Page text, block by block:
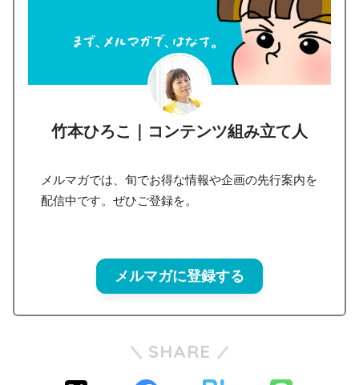
竹本ひろこ｜コンテンツ組み立て人
メルマガでは、旬でお得な情報や企画の先行案内を
配信中です。ぜひご登録を。
メルマガに登録する
SHARE